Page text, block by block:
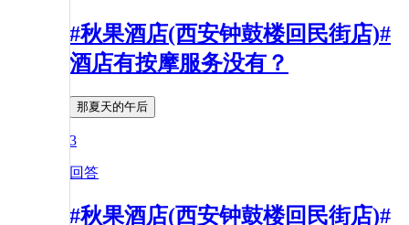
#秋果酒店(西安钟鼓楼回民街店)#
酒店有按摩服务没有？
那夏天的午后
3
回答
#秋果酒店(西安钟鼓楼回民街店)#